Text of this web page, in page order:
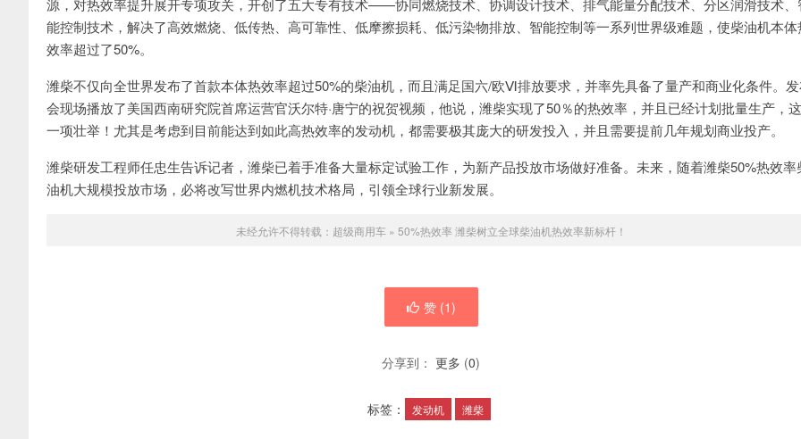
源，对热效率提升展开专项攻关，开创了五大专有技术——协同燃烧技术、协调设计技术、排气能量分配技术、分区润滑技术、
能控制技术，解决了高效燃烧、低传热、高可靠性、低摩擦损耗、低污染物排放、智能控制等一系列世界级难题，使柴油机本体
效率超过了50%。
潍柴不仅向全世界发布了首款本体热效率超过50%的柴油机，而且满足国六/欧Ⅵ排放要求，并率先具备了量产和商业化条件。
会现场播放了美国西南研究院首席运营官沃尔特·唐宁的祝贺视频，他说，潍柴实现了50％的热效率，并且已经计划批量生产，
一项壮举！尤其是考虑到目前能达到如此高热效率的发动机，都需要极其庞大的研发投入，并且需要提前几年规划商业投产。
潍柴研发工程师任忠生告诉记者，潍柴已着手准备大量标定试验工作，为新产品投放市场做好准备。未来，随着潍柴50%热效率
油机大规模投放市场，必将改写世界内燃机技术格局，引领全球行业新发展。
未经允许不得转载： 超级商用车» 50%热效率 潍柴树立全球柴油机热效率新标杆！
赞 (1)
分享到： 更多 (0)
标签： 发动机 潍柴